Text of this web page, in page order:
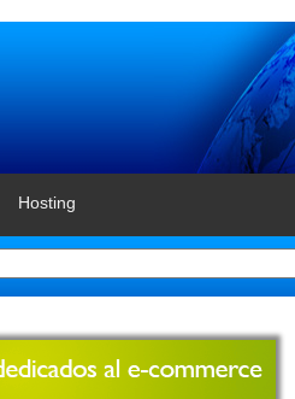
Hosting